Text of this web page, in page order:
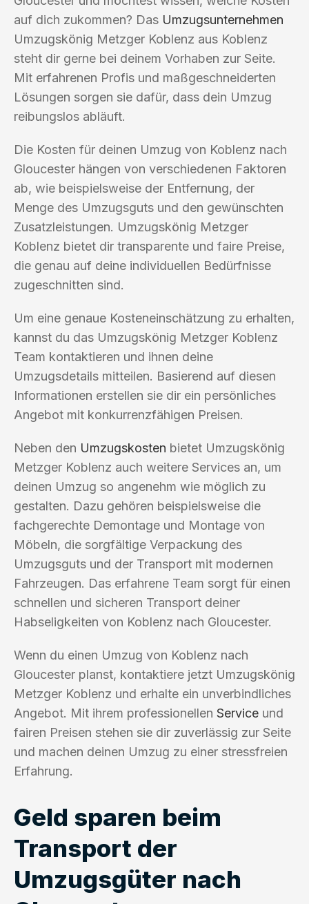
auf dich zukommen? Das Umzugsunternehmen
Umzugskönig Metzger Koblenz aus Koblenz
steht dir gerne bei deinem Vorhaben zur Seite.
Mit erfahrenen Profis und maßgeschneiderten
Lösungen sorgen sie dafür, dass dein Umzug
reibungslos abläuft.
Die Kosten für deinen Umzug von Koblenz nach
Gloucester hängen von verschiedenen Faktoren
ab, wie beispielsweise der Entfernung, der
Menge des Umzugsguts und den gewünschten
Zusatzleistungen. Umzugskönig Metzger
Koblenz bietet dir transparente und faire Preise,
die genau auf deine individuellen Bedürfnisse
zugeschnitten sind.
Um eine genaue Kosteneinschätzung zu erhalten,
kannst du das Umzugskönig Metzger Koblenz
Team kontaktieren und ihnen deine
Umzugsdetails mitteilen. Basierend auf diesen
Informationen erstellen sie dir ein persönliches
Angebot mit konkurrenzfähigen Preisen.
Neben den Umzugskosten bietet Umzugskönig
Metzger Koblenz auch weitere Services an, um
deinen Umzug so angenehm wie möglich zu
gestalten. Dazu gehören beispielsweise die
fachgerechte Demontage und Montage von
Möbeln, die sorgfältige Verpackung des
Umzugsguts und der Transport mit modernen
Fahrzeugen. Das erfahrene Team sorgt für einen
schnellen und sicheren Transport deiner
Habseligkeiten von Koblenz nach Gloucester.
Wenn du einen Umzug von Koblenz nach
Gloucester planst, kontaktiere jetzt Umzugskönig
Metzger Koblenz und erhalte ein unverbindliches
Angebot. Mit ihrem professionellen Service und
fairen Preisen stehen sie dir zuverlässig zur Seite
und machen deinen Umzug zu einer stressfreien
Erfahrung.
Geld sparen beim
Transport der
Umzugsgüter nach